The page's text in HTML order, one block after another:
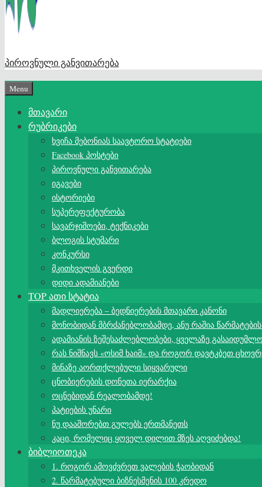
პიროვნული განვითარება
Menu
მთავარი
რუბრიკები
ხვიჩა მებონიას საავტორო სტატიები
Facebook პოსტები
პიროვნული განვითარება
იგავები
ისტორიები
სუპერეფექტურობა
სავარჯიშოები, ტექნიკები
ბლოგის სტუმარი
კონკურსი
მკითხველის გვერდი
დიდი ადამიანები
TOP ათი სტატია
მადლიერება – ბედნიერების მთავარი კანონი
მონობიდან მბრძანებლობამდე, ანუ რაშია
ადამიანის ზეშესაძლებლობები, ყველაზე
რას ნიშნავს «ოსიმ ხაიმ» და როგორ დავტკბეთ
მინაზე აორთქლებული სიყვარული
ცნობიერების დონეთა იერარქია
ოცნებიდან რეალობამდე!
პატიების უნარი
ნუ დააშორებთ გულებს ერთმანეთს
კაცი, რომელიც ყოველ დილით მზეს აღვიძებდა!
ბიბლიოთეკა
1. როგორ ამოვძვრეთ ვალების ჭაობიდან
2. წარმატებული ბიზნესმენის 100 კრედო